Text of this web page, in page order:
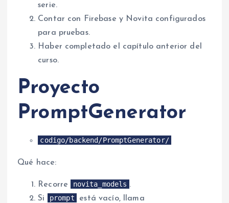
serie.
Contar con Firebase y Novita configurados
para pruebas.
Haber completado el capítulo anterior del
curso.
Proyecto
PromptGenerator
codigo/backend/PromptGenerator/
Qué hace:
Recorre novita_models .
Si
prompt
está vacío, llama